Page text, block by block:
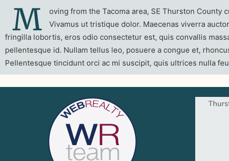
M
oving from the Tacoma area, SE Thurston
Vivamus ut tristique dolor. Maecenas viverra
fringilla lobortis, eros odio consectetur est, quis convallis
pellentesque id. Nullam tellus leo, posuere a congue et,
Pellentesque tincidunt orci ac mi suscipit, quis ultrices nulla